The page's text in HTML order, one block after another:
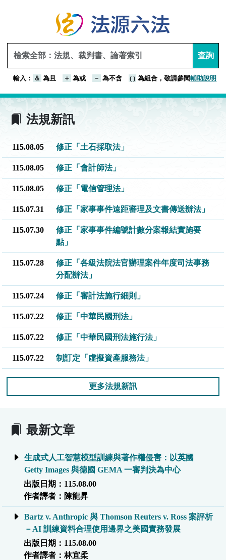
查詢
輸入： ＆ 為且 ＋ 為或 － 為不含 ( ) 為組合，敬請參閱輔助說明
法規新訊
115.08.05 修正「土石採取法」
115.08.05 修正「會計師法」
115.08.05 修正「電信管理法」
115.07.31 修正「家事事件遠距審理及文書傳送辦法」
115.07.30
修正「家事事件編號計數分案報結實施要
點」
115.07.28
修正「各級法院法官辦理案件年度司法事務
分配辦法」
115.07.24 修正「審計法施行細則」
115.07.22 修正「中華民國刑法」
115.07.22 修正「中華民國刑法施行法」
115.07.22 制訂定「虛擬資產服務法」
更多法規新訊
最新文章
生成式人工智慧模型訓練與著作權侵害：以英國
Getty Images 與德國 GEMA 一審判決為中心
出版日期：115.08.00
作者譯者：陳龍昇
Bartz v. Anthropic 與 Thomson Reuters v. Ross 案評析
－AI 訓練資料合理使用邊界之美國實務發展
出版日期：115.08.00
作者譯者：林宜柔